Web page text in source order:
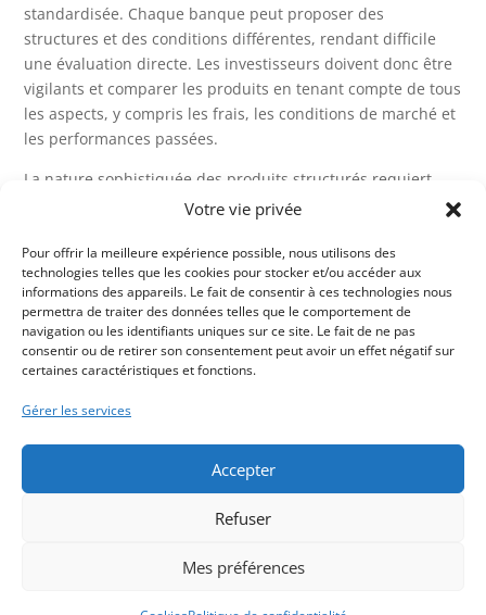
Votre vie privée
Pour offrir la meilleure expérience possible, nous utilisons des
technologies telles que les cookies pour stocker et/ou accéder aux
informations des appareils. Le fait de consentir à ces technologies nous
permettra de traiter des données telles que le comportement de
navigation ou les identifiants uniques sur ce site. Le fait de ne pas
consentir ou de retirer son consentement peut avoir un effet négatif sur
certaines caractéristiques et fonctions.
Gérer les services
Accepter
Refuser
Mes préférences
standardisée. Chaque banque peut proposer des
structures et des conditions différentes, rendant difficile
une évaluation directe. Les investisseurs doivent donc être
vigilants et comparer les produits en tenant compte de tous
les aspects, y compris les frais, les conditions de marché et
les performances passées.
La nature sophistiquée des produits structurés requiert
une compréhension approfondie de leurs mécanismes, de
risques potentiels.
En résumé, les produits structurés offrent des opportunités
uniques tant en Europe qu’aux États-Unis, bien que leurs
approches et préférences diffèrent. Les investisseurs
européens semblent privilégier des produits plus
plus enclins à prendre des risques. La diversité des sous-
jacents et la complexité des structures rendent ces
produits adaptés à divers objectifs financiers. Cependant, il
est essentiel de bien comprendre les spécificités de chaque
marché pour optimiser ses investissements. En fin de
produits structurés peuvent être un outil puissant pour